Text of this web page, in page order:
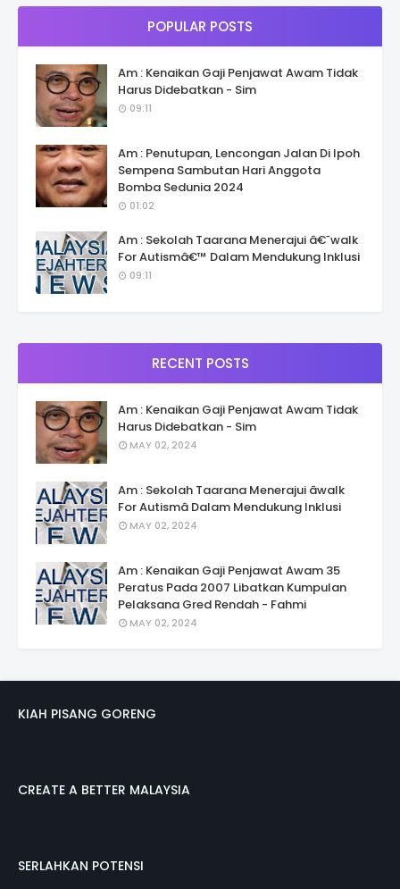
POPULAR POSTS
Am : Kenaikan Gaji Penjawat Awam Tidak
Harus Didebatkan - Sim
09:11
Am : Penutupan, Lencongan Jalan Di Ipoh
Sempena Sambutan Hari Anggota
Bomba Sedunia 2024
01:02
Am : Sekolah Taarana Menerajui â€˜walk
For Autismâ€™ Dalam Mendukung Inklusi
09:11
RECENT POSTS
Am : Kenaikan Gaji Penjawat Awam Tidak
Harus Didebatkan - Sim
MAY 02, 2024
Am : Sekolah Taarana Menerajui âwalk
For Autismâ Dalam Mendukung Inklusi
MAY 02, 2024
Am : Kenaikan Gaji Penjawat Awam 35
Peratus Pada 2007 Libatkan Kumpulan
Pelaksana Gred Rendah - Fahmi
MAY 02, 2024
KIAH PISANG GORENG
CREATE A BETTER MALAYSIA
SERLAHKAN POTENSI